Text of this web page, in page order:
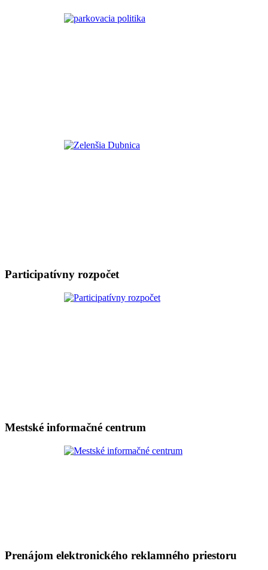
Participatívny rozpočet
Mestské informačné centrum
Prenájom elektronického reklamného priestoru